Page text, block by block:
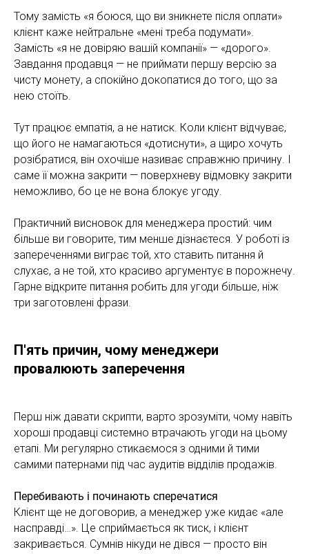
Тому замість «я боюся, що ви зникнете після оплати»
клієнт каже нейтральне «мені треба подумати».
Замість «я не довіряю вашій компанії» — «дорого».
Завдання продавця — не приймати першу версію за
чисту монету, а спокійно докопатися до того, що за
нею стоїть.
Тут працює емпатія, а не натиск. Коли клієнт відчуває,
що його не намагаються «дотиснути», а щиро хочуть
розібратися, він охочіше називає справжню причину. І
саме її можна закрити — поверхневу відмовку закрити
неможливо, бо це не вона блокує угоду.
Практичний висновок для менеджера простий: чим
більше ви говорите, тим менше дізнаєтеся. У роботі із
запереченнями виграє той, хто ставить питання й
слухає, а не той, хто красиво аргументує в порожнечу.
Гарне відкрите питання робить для угоди більше, ніж
три заготовлені фрази.
П'ять причин, чому менеджери
провалюють заперечення
Перш ніж давати скрипти, варто зрозуміти, чому навіть
хороші продавці системно втрачають угоди на цьому
етапі. Ми регулярно стикаємося з одними й тими
самими патернами під час аудитів відділів продажів.
Перебивають і починають сперечатися
Клієнт ще не договорив, а менеджер уже кидає «але
насправді…». Це сприймається як тиск, і клієнт
закривається. Сумнів нікуди не дівся — просто він